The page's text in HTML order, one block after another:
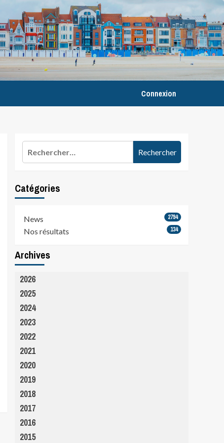
Connexion
Catégories
News 2794
Nos résultats 134
Archives
2026
2025
2024
2023
2022
2021
2020
2019
2018
2017
2016
2015